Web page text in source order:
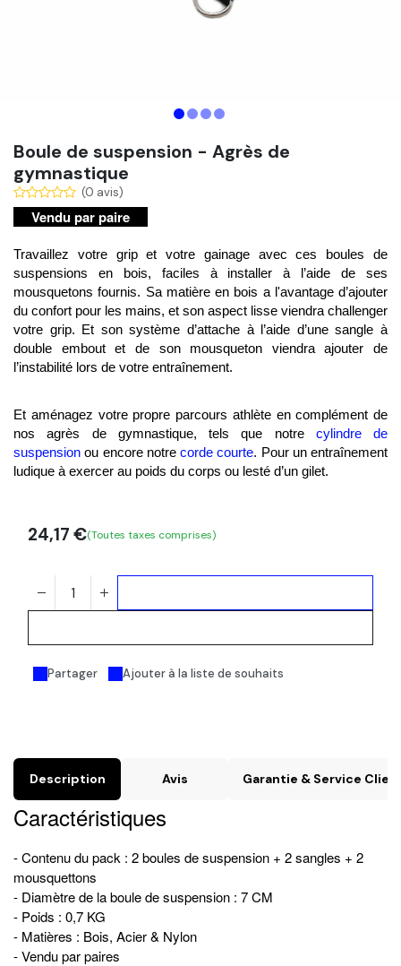
Boule de suspension - Agrès de
gymnastique
(0 avis)
Vendu par paire
Travaillez votre grip et votre gainage avec ces boules de
suspensions en bois, faciles à installer à l’aide de ses
mousquetons fournis. Sa matière en bois a l'avantage d’ajouter
du confort pour les mains, et son aspect lisse viendra challenger
votre grip. Et son système d’attache à l’aide d’une sangle à
double embout et de son mousqueton viendra ajouter de
l’instabilité lors de votre entraînement.
Et aménagez votre propre parcours athlète en complément de
nos agrès de gymnastique, tels que notre cylindre de
suspension ou encore notre corde courte
ludique à exercer au poids du corps ou lesté d’un gilet.
Partager Ajouter à la liste de souhaits
24,17 €(Toutes taxes comprises)
Description Avis Garantie & Service
Caractéristiques
- Contenu du pack : 2 boules de suspension + 2 sangles + 2
mousquettons
- Diamètre de la boule de suspension : 7 CM
- Poids : 0,7 KG
- Matières : Bois, Acier & Nylon
- Vendu par paires